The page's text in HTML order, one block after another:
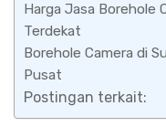
Harga Jasa Borehole
Terdekat
Borehole Camera di
Pusat
Postingan terkait: